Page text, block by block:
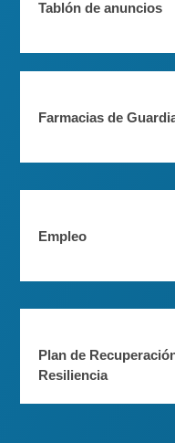
Tablón de anuncios
Farmacias de
Empleo
Plan de
Resiliencia